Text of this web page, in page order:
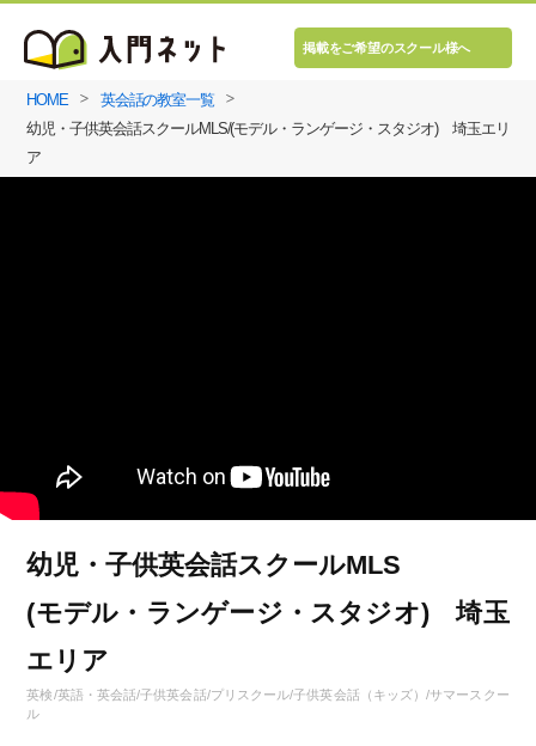
掲載をご希望のスクール様へ
HOME
英会話の教室一覧
幼児・子供英会話スクールMLS/(モデル・ランゲージ・スタジオ) 埼玉エリ
ア
幼児・子供英会話スクールMLS
(モデル・ランゲージ・スタジオ) 埼玉
エリア
英検/英語・英会話/子供英会話/プリスクール/子供英会話（キッズ）/サマースクー
ル